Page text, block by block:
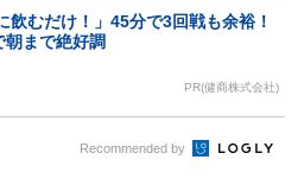
飲むだけ！」45分で3回戦も余裕！
朝まで絶好調
PR(健商株式会社)
Recommended by